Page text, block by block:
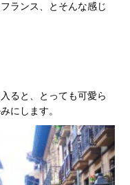
ランス、とそんな感じ
ると、とっても可愛ら
にします。